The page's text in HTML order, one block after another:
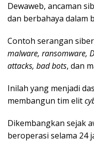
Dewaweb, ancaman
dan berbahaya dalam
Contoh serangan
malware, ransomware,
attacks, bad bots, dan
Inilah yang menjadi
membangun tim elit
Dikembangkan sejak
beroperasi selama 24